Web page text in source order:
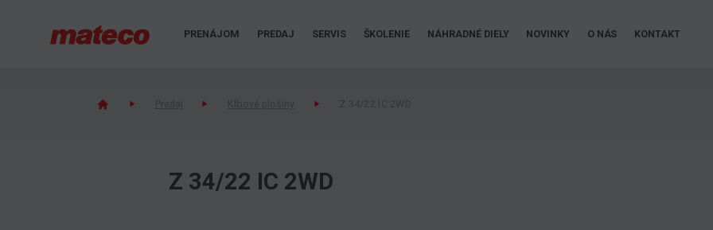
PRENÁJOM PREDAJ SERVIS ŠKOLENIE NÁHRADNÉ DIELY NOVINKY O NÁS KONTAKT
Z 34/22 IC 2WD